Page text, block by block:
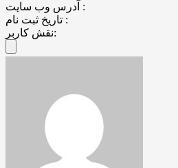
آدرس وب سایت :
تاریخ ثبت نام :
نقش کاربر: